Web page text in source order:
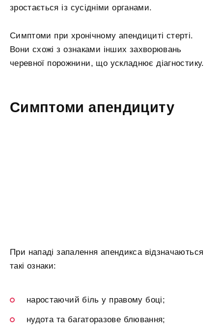
зростається із сусідніми органами.
Симптоми при хронічному апендициті стерті.
Вони схожі з ознаками інших захворювань
черевної порожнини, що ускладнює діагностику.
Симптоми апендициту
При нападі запалення апендикса відзначаються
такі ознаки:
наростаючий біль у правому боці;
нудота та багаторазове блювання;